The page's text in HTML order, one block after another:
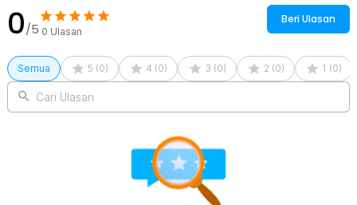
0/5 0 Ulasan
Beri Ulasan
Semua 5 (0) 4 (0) 3 (0) 2 (0) 1 (0)
Cari Ulasan